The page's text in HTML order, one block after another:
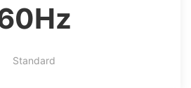
Standard